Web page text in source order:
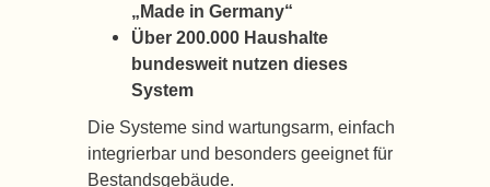
„Made in Germany“
Über 200.000 Haushalte
bundesweit nutzen dieses
System
Die Systeme sind wartungsarm, einfach
integrierbar und besonders geeignet für
Bestandsgebäude.